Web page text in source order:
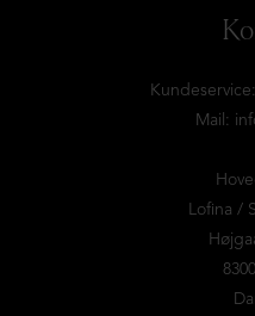
Mail:
Lofina /